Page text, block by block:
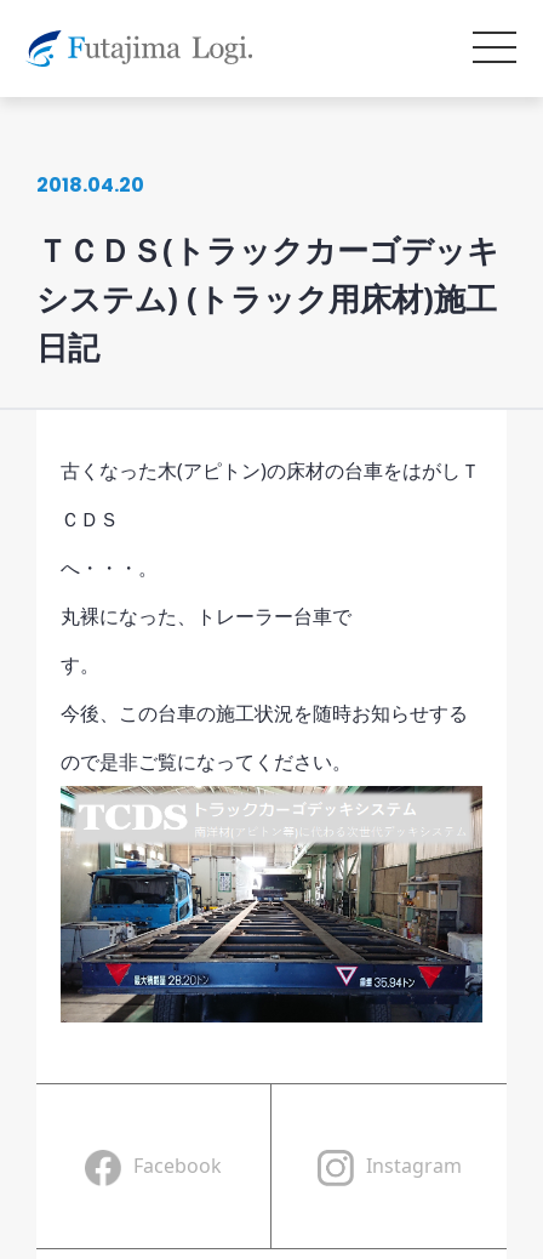
2018.04.20
ＴＣＤＳ(トラックカーゴデッキ
システム) (トラック用床材)施工
日記
古くなった木(アピトン)の床材の台車をはがしＴ
ＣＤＳ
へ・・
丸裸になった、トレーラー台車で
す
今後、この台車の施工状況を随時お知らせする
ので是非ご覧になってください。
Facebook Instagram